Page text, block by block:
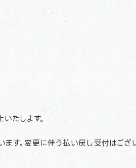
たします。
す。変更に伴う払い戻し受付はござ